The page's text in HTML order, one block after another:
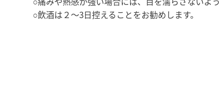
○飲酒は２〜3日控えることをお勧めします。